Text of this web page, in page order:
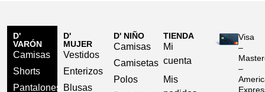
D'
VARÓN
Camisas
Shorts
Pantalones
D'
MUJER
Vestidos
Enterizos
Blusas
D' NIÑO
Camisas
Camisetas
Polos
TIENDA
Mi
cuenta
Mis
Visa
–
–